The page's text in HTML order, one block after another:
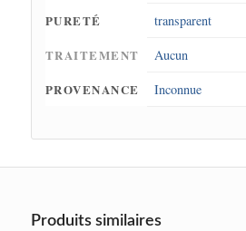
PURETÉ
transparent
TRAITEMENT
Aucun
PROVENANCE
Inconnue
Produits similaires